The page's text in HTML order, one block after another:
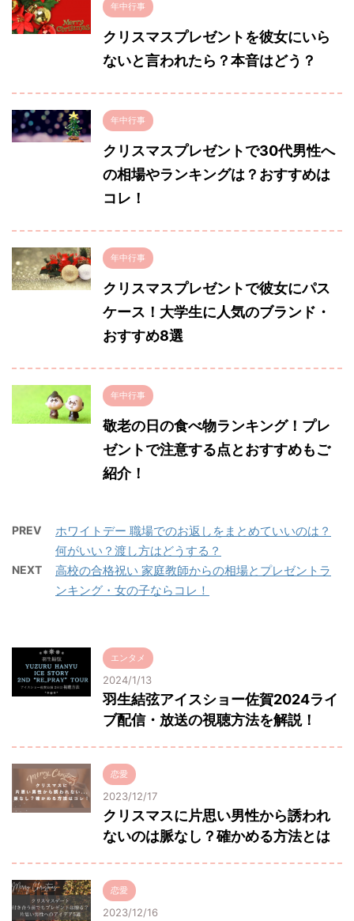
年中行事
クリスマスプレゼントを彼女にいら
ないと言われたら？本音はどう？
年中行事
クリスマスプレゼントで30代男性へ
の相場やランキングは？おすすめは
コレ！
年中行事
クリスマスプレゼントで彼女にパス
ケース！大学生に人気のブランド・
おすすめ8選
年中行事
敬老の日の食べ物ランキング！プレ
ゼントで注意する点とおすすめもご
紹介！
PREV
ホワイトデー 職場でのお返しをまとめていいのは？
何がいい？渡し方はどうする？
NEXT
高校の合格祝い 家庭教師からの相場とプレゼントラ
ンキング・女の子ならコレ！
エンタメ
2024/1/13
羽生結弦アイスショー佐賀2024ライ
ブ配信・放送の視聴方法を解説！
恋愛
2023/12/17
クリスマスに片思い男性から誘われ
ないのは脈なし？確かめる方法とは
恋愛
2023/12/16